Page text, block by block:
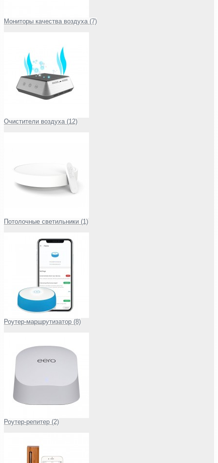
Мониторы качества воздуха (7)
Очистители воздуха (12)
Потолочные светильники (1)
Роутер-маршрутизатор (8)
Роутер-репитер (2)